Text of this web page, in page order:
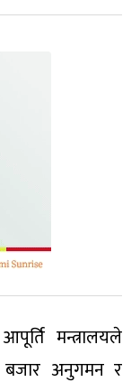
मन्त्रालयले
बजार अनुगमन र